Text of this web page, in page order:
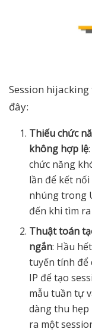
Session
đây:
Thiếu chức
không hợp lệ
chức năng
lần để kết nối
nhúng trong
đến khi tìm
Thuật toán
ngắn: Hầu
tuyến tính để
IP để tạo
mẫu tuần tự
dàng thu
ra một